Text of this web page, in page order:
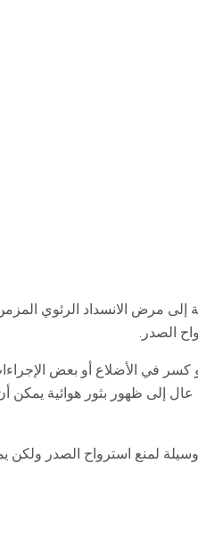
مرض الانسداد الرئوي
الصدر.
في الأضلاع أو بعض
إلى ظهور بثور هوائية يمكن
لمنع استرواح الصدر ولكن